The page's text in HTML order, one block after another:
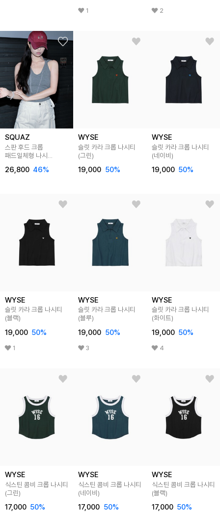
1 2
SQUAZ
스판 후드 크롭
패드일체형 나시
26,800 46%
WYSE
슬릿 카라 크롭 나시티
(그린)
19,000 50%
WYSE
슬릿 카라 크롭 나시티
(네이비)
19,000 50%
WYSE
슬릿 카라 크롭 나시티
(블랙)
19,000 50%
1
WYSE
슬릿 카라 크롭 나시티
(블루)
19,000 50%
3
WYSE
슬릿 카라 크롭 나시티
(화이트)
19,000 50%
4
WYSE
식스틴 콤비 크롭 나시티
(그린)
17,000 50%
WYSE
식스틴 콤비 크롭 나시티
(네이비)
17,000 50%
WYSE
식스틴 콤비 크롭 나시티
(블랙)
17,000 50%